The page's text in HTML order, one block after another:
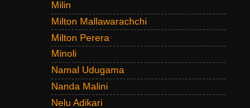
Milin
Milton Mallawarachchi
Milton Perera
Minoli
Namal Udugama
Nanda Malini
Nelu Adikari